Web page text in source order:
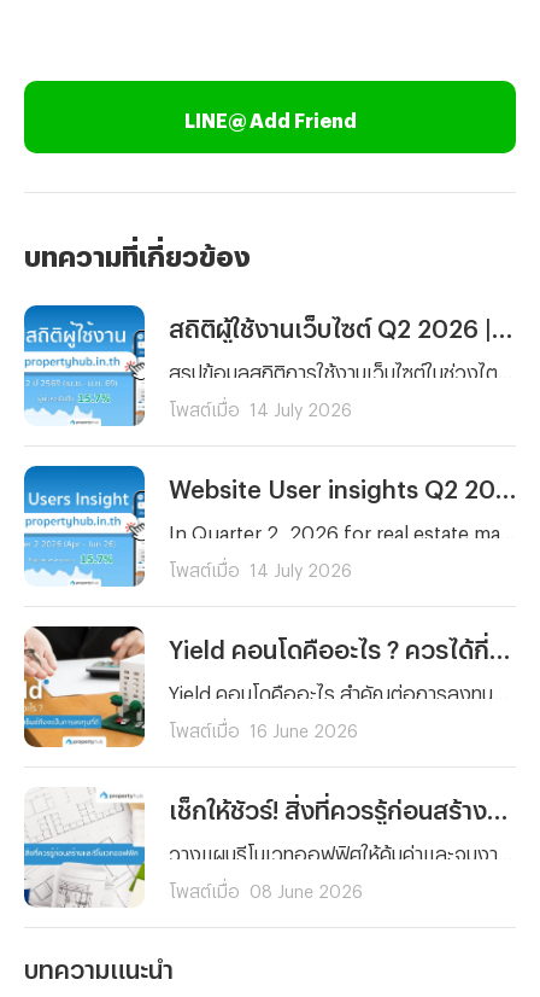
LINE@ Add Friend
บทความที่เกี่ยวข้อง
โพสต์เมื่อ 14 July 2026
โพสต์เมื่อ 14 July 2026
โพสต์เมื่อ 16 June 2026
โพสต์เมื่อ 08 June 2026
บทความแนะนำ